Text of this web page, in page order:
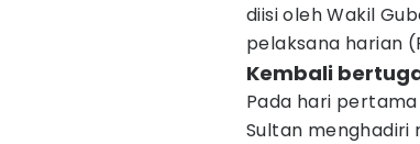
diisi oleh Wakil
pelaksana harian
Kembali
Pada hari
Sultan menghadiri